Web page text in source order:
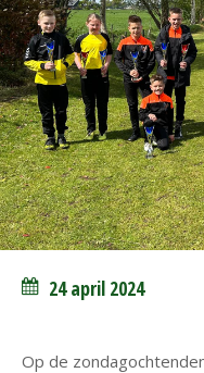
24 april 2024
Op de